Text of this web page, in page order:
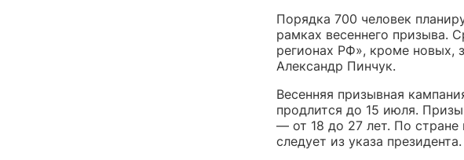
Порядка 700 человек
рамках весеннего призыва.
регионах РФ», кроме новых,
Александр Пинчук.
Весенняя призывная
продлится до 15 июля.
— от 18 до 27 лет. По стране
следует из указа президента.